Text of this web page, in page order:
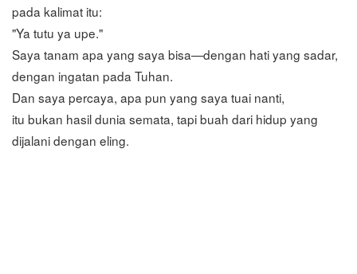
pada kalimat itu:
"Ya tutu ya upe."
Saya tanam apa yang saya bisa—dengan hati yang sadar,
dengan ingatan pada Tuhan.
Dan saya percaya, apa pun yang saya tuai nanti,
itu bukan hasil dunia semata, tapi buah dari hidup yang
dijalani dengan eling.